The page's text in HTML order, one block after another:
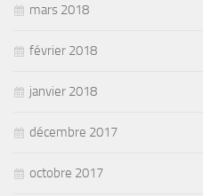
mars 2018
février 2018
janvier 2018
décembre 2017
octobre 2017